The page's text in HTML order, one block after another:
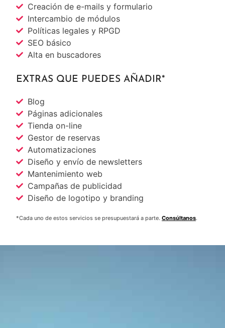
Creación de e-mails y formulario
Intercambio de módulos
Políticas legales y RPGD
SEO básico
Alta en buscadores
EXTRAS QUE PUEDES AÑADIR*
Blog
Páginas adicionales
Tienda on-line
Gestor de reservas
Automatizaciones
Diseño y envío de newsletters
Mantenimiento web
Campañas de publicidad
Diseño de logotipo y branding
*Cada uno de estos servicios se presupuestará a parte. Consúltanos.